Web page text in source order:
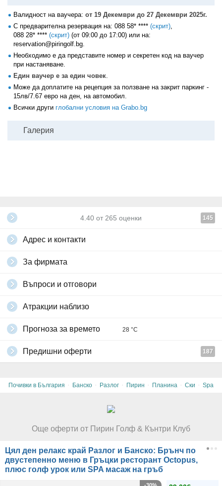
Валидност на ваучера: от 19 Декември до 27 Декември 2025г.
С предварителна резервация на: 088 58* **** (скрит),
088 28* **** (скрит) (от 09:00 до 17:00) или на:
reservation@piringolf.bg.
Необходимо е да представите номер и секретен код на ваучер
при настаняване.
Един ваучер е за един човек.
Може да доплатите на рецепция за ползване на закрит паркинг -
15лв/7.67 евро на ден, на автомобил.
Всички други глобални условия на Grabo.bg
Галерия
4.40 от 265 оценки 145
Адрес и контакти
За фирмата
Въпроси и отговори
Атракции наблизо
Прогноза за времето 28 °C
Предишни оферти 187
Почивки в България · Банско · Разлог · Пирин · Планина · Ски · Spa
Още оферти от Пирин Голф & Кънтри Клуб
Цял ден релакс край Разлог и Банско: Брънч по
двустепенно меню в Гръцки ресторант Octopus,
плюс голф урок или SPA масаж на гръб